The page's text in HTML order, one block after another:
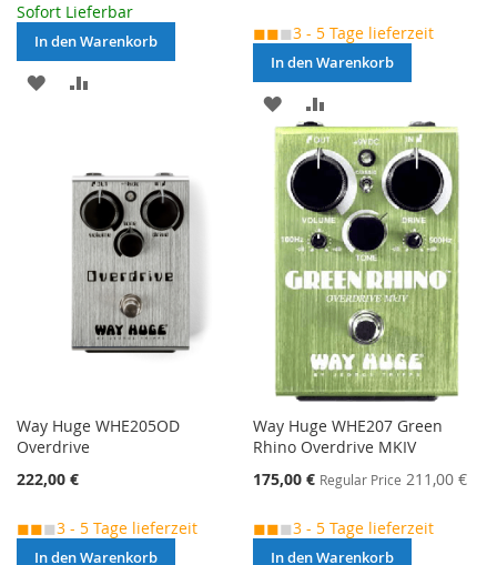
Sofort Lieferbar
In den Warenkorb
MERKEN
◼◼◼3 - 5 Tage lieferzeit
In den Warenkorb
MERKEN
VERGLEICHSLISTE
HINZUFÜGEN
Way Huge WHE205OD
Overdrive
222,00 €
◼◼◼3 - 5 Tage lieferzeit
In den Warenkorb
Way Huge WHE207 Green
Rhino Overdrive MKIV
Special
175,00 € Regular Price 211,00 €
◼◼◼3 - 5 Tage lieferzeit
In den Warenkorb